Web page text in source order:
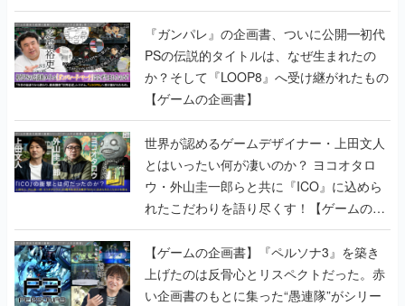
書】
『ガンパレ』の企画書、ついに公開━初代
PSの伝説的タイトルは、なぜ生まれたの
か？そして『LOOP8』へ受け継がれたもの
【ゲームの企画書】
世界が認めるゲームデザイナー・上田文人
とはいったい何が凄いのか？ ヨコオタロ
ウ・外山圭一郎らと共に『ICO』に込めら
れたこだわりを語り尽くす！【ゲームの企
画書】
【ゲームの企画書】『ペルソナ3』を築き
上げたのは反骨心とリスペクトだった。赤
い企画書のもとに集った“愚連隊”がシリー